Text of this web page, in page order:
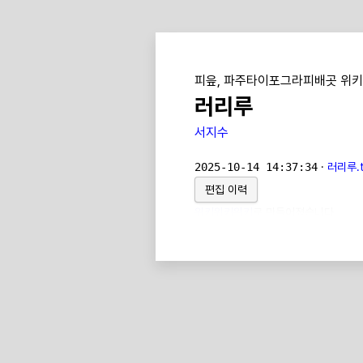
피읖, 파주타이포그라피배곳 위키
러리루
서지수
2025-10-14 14:37:34 · 러리루
편집 이력